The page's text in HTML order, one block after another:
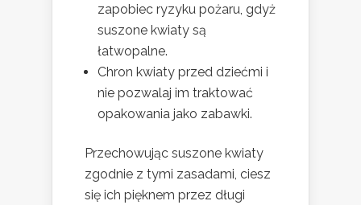
zapobiec ryzyku pożaru, gdyż
suszone kwiaty są
łatwopalne.
Chron kwiaty przed dziećmi i
nie pozwalaj im traktować
opakowania jako zabawki.
Przechowując suszone kwiaty
zgodnie z tymi zasadami, ciesz
się ich pięknem przez długi